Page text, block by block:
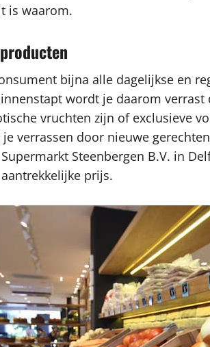
is waarom.
bijna alle dagelijkse en
wordt je daarom
vruchten zijn of exclusieve
verrassen door nieuwe
Steenbergen B.V. in
prijs.